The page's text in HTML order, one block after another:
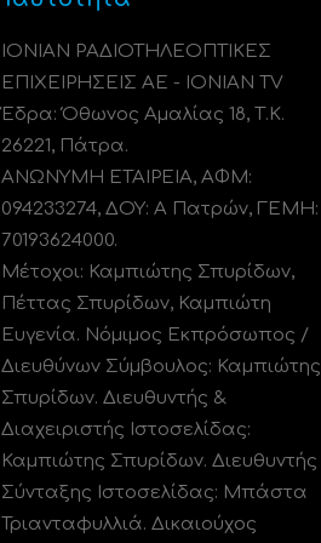
ΙΟΝΙΑΝ ΡΑΔΙΟΤΗΛΕΟΠΤΙΚΕΣ
ΕΠΙΧΕΙΡΗΣΕΙΣ ΑΕ - IONIAN TV
Έδρα: Όθωνος Αμαλίας 18, Τ.Κ.
26221, Πάτρα.
ΑΝΩΝΥΜΗ ΕΤΑΙΡΕΙΑ, ΑΦΜ:
094233274, ΔΟΥ: A Πατρών, ΓΕΜΗ:
70193624000.
Μέτοχοι: Καμπιώτης Σπυρίδων,
Πέττας Σπυρίδων, Καμπιώτη
Ευγενία. Νόμιμος Εκπρόσωπος /
Διευθύνων Σύμβουλος: Καμπιώτης
Σπυρίδων. Διευθυντής &
Διαχειριστής Ιστοσελίδας:
Καμπιώτης Σπυρίδων. Διευθυντής
Σύνταξης Ιστοσελίδας: Μπάστα
Τριανταφυλλιά. Δικαιούχος